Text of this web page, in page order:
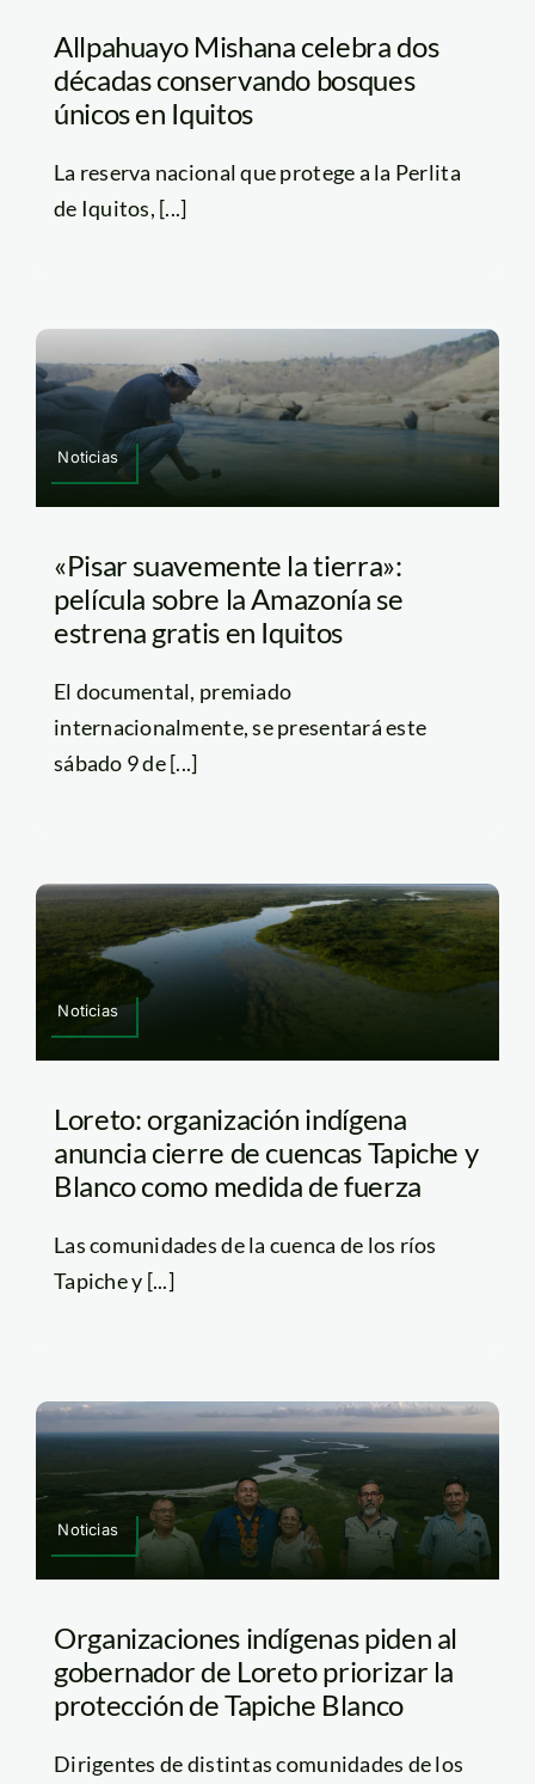
Allpahuayo Mishana celebra dos
décadas conservando bosques
únicos en Iquitos
La reserva nacional que protege a la Perlita
de Iquitos, [...]
Noticias
«Pisar suavemente la tierra»:
película sobre la Amazonía se
estrena gratis en Iquitos
El documental, premiado
internacionalmente, se presentará este
sábado 9 de [...]
Noticias
Loreto: organización indígena
anuncia cierre de cuencas Tapiche y
Blanco como medida de fuerza
Las comunidades de la cuenca de los ríos
Tapiche y [...]
Noticias
Organizaciones indígenas piden al
gobernador de Loreto priorizar la
protección de Tapiche Blanco
Dirigentes de distintas comunidades de los